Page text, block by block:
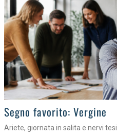
>
Segno favorito: Vergine
Ariete, giornata in salita e nervi tesi